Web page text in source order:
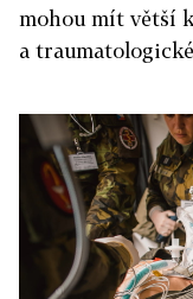
mohou mít větší
a